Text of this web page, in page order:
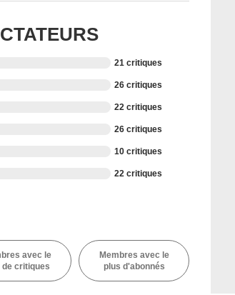
21 critiques
26 critiques
22 critiques
26 critiques
10 critiques
22 critiques
avec le
de critiques
Membres avec le
plus d'abonnés